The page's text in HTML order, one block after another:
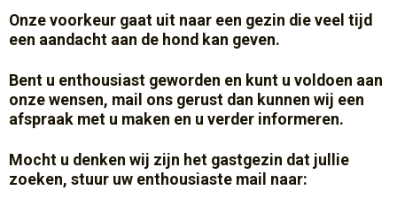
Onze voorkeur gaat uit naar een gezin die veel tijd
een aandacht aan de hond kan geven.
Bent u enthousiast geworden en kunt u voldoen aan
onze wensen, mail ons gerust dan kunnen wij een
afspraak met u maken en u verder informeren.
Mocht u denken wij zijn het gastgezin dat jullie
zoeken, stuur uw enthousiaste mail naar: